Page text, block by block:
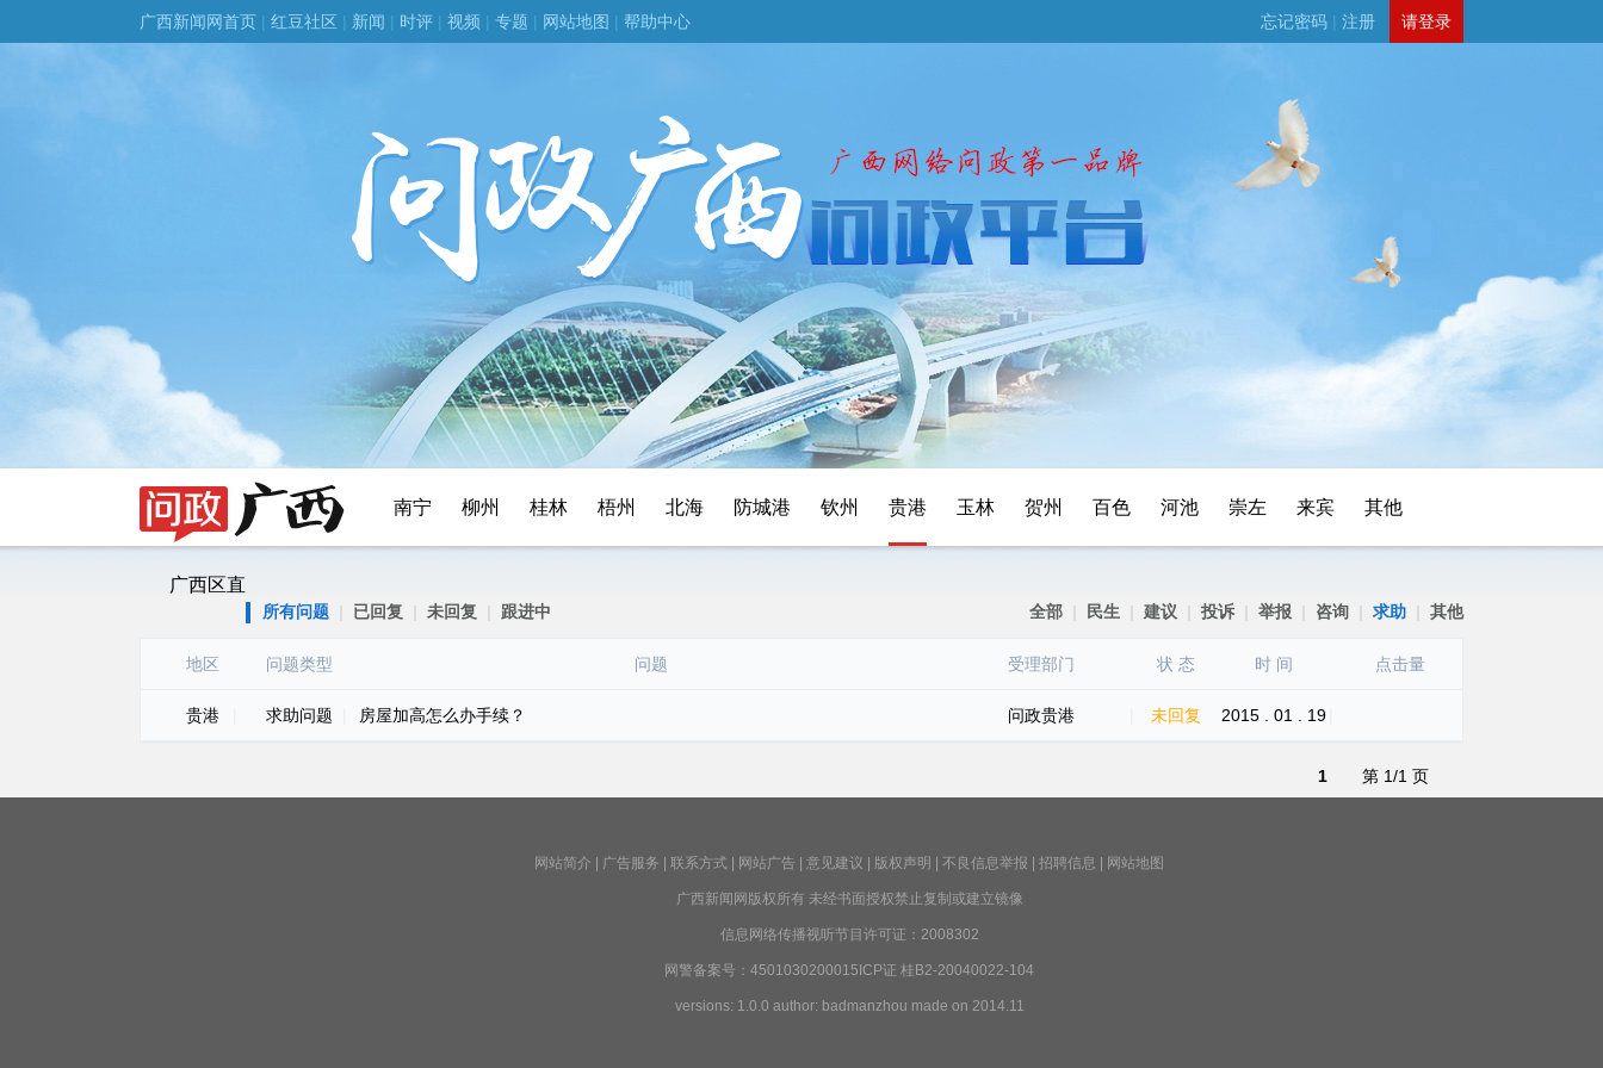
广西新闻网首页 | 红豆社区 | 新闻 | 时评 | 视频 | 专题 | 网站地图 | 帮助中心 请登录
忘记密码 | 注册
南宁 柳州 桂林 梧州 北海 防城港 钦州 贵港 玉林 贺州 百色 河池 崇左 来宾 其他
广西区直
所有问题 | 已回复 | 未回复 | 跟进中 全部 | 民生 | 建议 | 投诉 | 举报 | 咨询 | 求助 | 其他
地区 问题类型 问题 受理部门 状 态 时 间 点击量
贵港 求助问题 房屋加高怎么办手续？ 问政贵港 未回复 2015 . 01 . 19
1 第 1/1 页
网站简介 广告服务 联系方式 网站广告 意见建议 版权声明 不良信息举报 招聘信息 网站地图
广西新闻网版权所有 未经书面授权禁止复制或建立镜像
信息网络传播视听节目许可证：2008302
网警备案号：4501030200015ICP证 桂B2-20040022-104
versions: 1.0.0 author: badmanzhou made on 2014.11